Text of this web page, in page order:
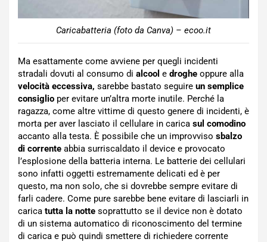
Caricabatteria (foto da Canva) – ecoo.it
Ma esattamente come avviene per quegli incidenti
stradali dovuti al consumo di alcool e droghe oppure alla
velocità eccessiva, sarebbe bastato seguire un semplice
consiglio per evitare un’altra morte inutile. Perché la
ragazza, come altre vittime di questo genere di incidenti, è
morta per aver lasciato il cellulare in carica sul comodino
accanto alla testa. È possibile che un improvviso sbalzo
di corrente abbia surriscaldato il device e provocato
l’esplosione della batteria interna. Le batterie dei cellulari
sono infatti oggetti estremamente delicati ed è per
questo, ma non solo, che si dovrebbe sempre evitare di
farli cadere. Come pure sarebbe bene evitare di lasciarli in
carica tutta la notte soprattutto se il device non è dotato
di un sistema automatico di riconoscimento del termine
di carica e può quindi smettere di richiedere corrente